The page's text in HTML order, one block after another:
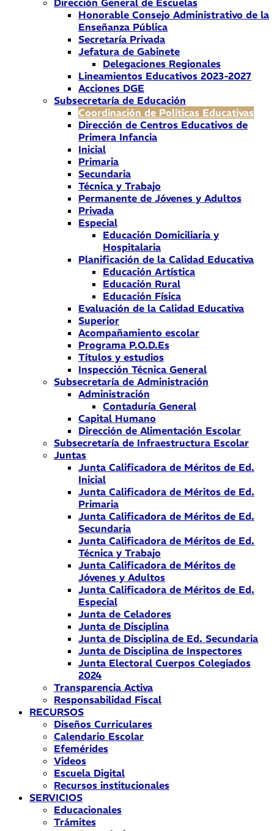
Dirección General de Escuelas
Honorable Consejo Administrativo de la
Enseñanza Pública
Secretaría Privada
Jefatura de Gabinete
Delegaciones Regionales
Lineamientos Educativos 2023-2027
Acciones DGE
Subsecretaría de Educación
Coordinación de Políticas Educativas
Dirección de Centros Educativos de
Primera Infancia
Inicial
Primaria
Secundaria
Técnica y Trabajo
Permanente de Jóvenes y Adultos
Privada
Especial
Educación Domiciliaria y
Hospitalaria
Planificación de la Calidad Educativa
Educación Artística
Educación Rural
Educación Física
Evaluación de la Calidad Educativa
Superior
Acompañamiento escolar
Programa P.O.D.Es
Títulos y estudios
Inspección Técnica General
Subsecretaría de Administración
Administración
Contaduría General
Capital Humano
Dirección de Alimentación Escolar
Subsecretaría de Infraestructura Escolar
Juntas
Junta Calificadora de Méritos de Ed.
Inicial
Junta Calificadora de Méritos de Ed.
Primaria
Junta Calificadora de Méritos de Ed.
Secundaria
Junta Calificadora de Méritos de Ed.
Técnica y Trabajo
Junta Calificadora de Méritos de
Jóvenes y Adultos
Junta Calificadora de Méritos de Ed.
Especial
Junta de Celadores
Junta de Disciplina
Junta de Disciplina de Ed. Secundaria
Junta de Disciplina de Inspectores
Junta Electoral Cuerpos Colegiados
2024
Transparencia Activa
Responsabilidad Fiscal
RECURSOS
Diseños Curriculares
Calendario Escolar
Efemérides
Videos
Escuela Digital
Recursos institucionales
SERVICIOS
Educacionales
Trámites